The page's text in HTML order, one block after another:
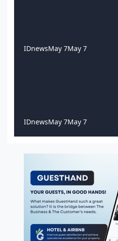
IDnewsMay 7May 7
IDnewsMay 7May 7